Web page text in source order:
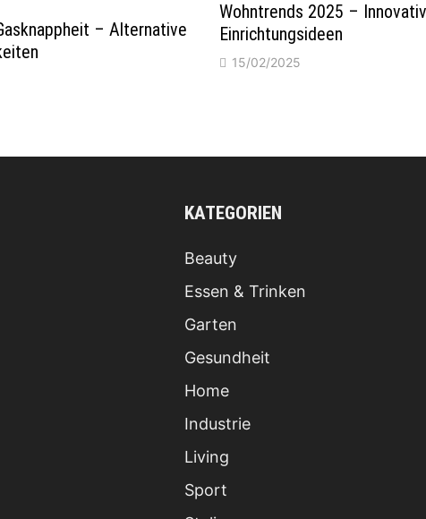
– Alternative
Wohntrends 2025 –
Einrichtungsideen
15/02/2025
KATEGORIEN
Beauty
Essen & Trinken
Garten
Gesundheit
Home
Industrie
Living
Sport